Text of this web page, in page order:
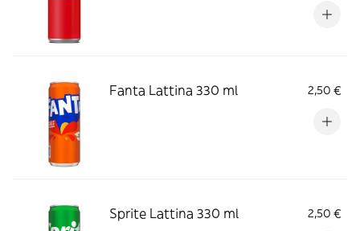
Fanta Lattina 330 ml 2,50 €
Sprite Lattina 330 ml 2,50 €